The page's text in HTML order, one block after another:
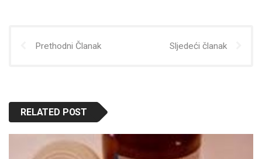
Prethodni Članak Sljedeći članak
RELATED POST